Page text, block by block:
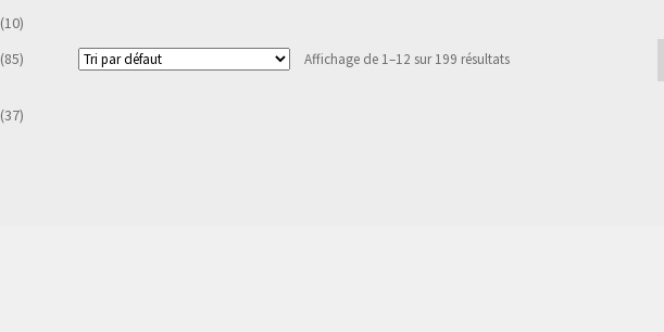
Affichage de 1–12 sur 199 résultats
(10)
(85)
(37)